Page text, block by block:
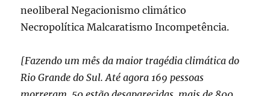
neoliberal Negacionismo climático
Necropolítica Malcaratismo Incompetência.
[Fazendo um mês da maior tragédia climática do
Rio Grande do Sul. Até agora 169 pessoas